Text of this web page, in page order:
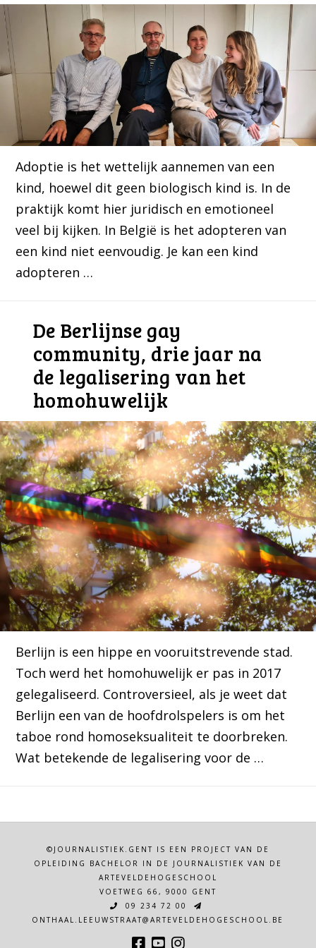
Adoptie is het wettelijk aannemen van een
kind, hoewel dit geen biologisch kind is. In de
praktijk komt hier juridisch en emotioneel
veel bij kijken. In België is het adopteren van
een kind niet eenvoudig. Je kan een kind
adopteren …
De Berlijnse gay
community, drie jaar na
de legalisering van het
homohuwelijk
Berlijn is een hippe en vooruitstrevende stad.
Toch werd het homohuwelijk er pas in 2017
gelegaliseerd. Controversieel, als je weet dat
Berlijn een van de hoofdrolspelers is om het
taboe rond homoseksualiteit te doorbreken.
Wat betekende de legalisering voor de …
©JOURNALISTIEK.GENT IS EEN PROJECT VAN DE
OPLEIDING BACHELOR IN DE JOURNALISTIEK VAN DE
ARTEVELDEHOGESCHOOL
VOETWEG 66, 9000 GENT
09 234 72 00
ONTHAAL.LEEUWSTRAAT@ARTEVELDEHOGESCHOOL.BE